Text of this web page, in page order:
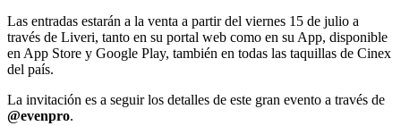
Las entradas estarán a la venta a partir del viernes 15 de julio a
través de Liveri, tanto en su portal web como en su App, disponible
en App Store y Google Play, también en todas las taquillas de Cinex
del país.
La invitación es a seguir los detalles de este gran evento a través de
@evenpro.